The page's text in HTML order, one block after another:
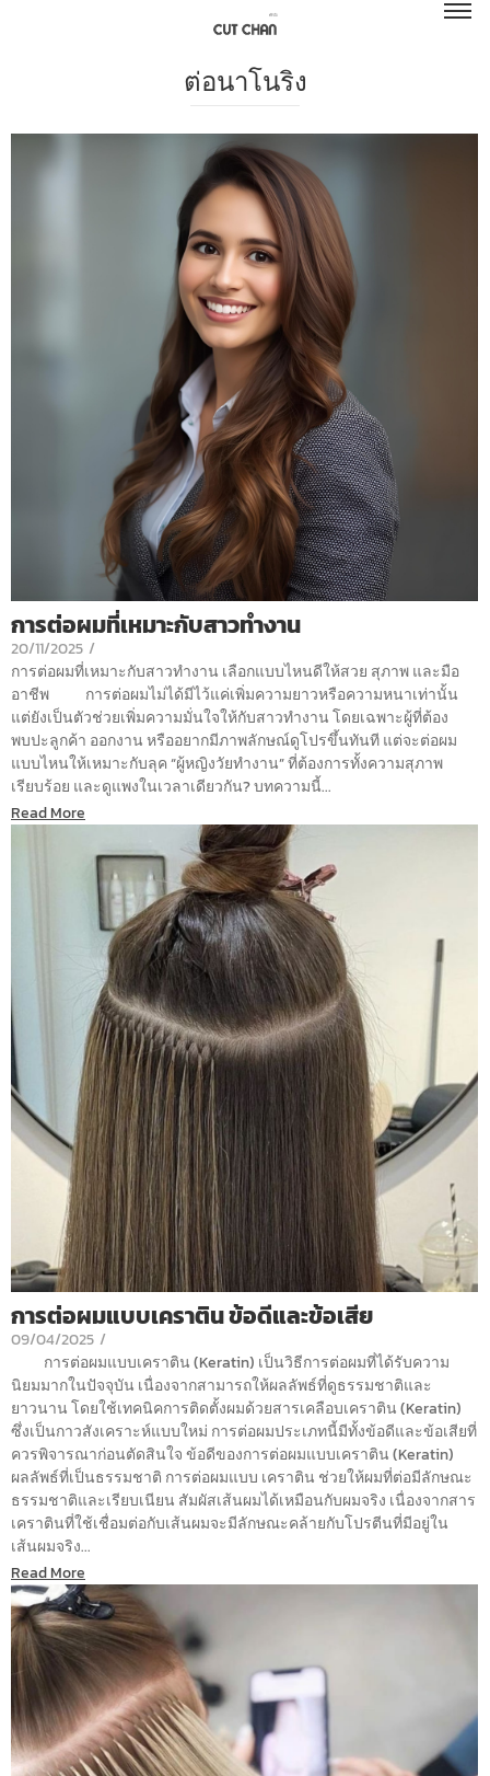
ต่อนาโนริง
การต่อผมที่เหมาะกับสาวทำงาน
20/11/2025 /
การต่อผมที่เหมาะกับสาวทำงาน เลือกแบบไหนดีให้สวย สุภาพ และมือ
อาชีพ การต่อผมไม่ได้มีไว้แค่เพิ่มความยาวหรือความหนาเท่านั้น
แต่ยังเป็นตัวช่วยเพิ่มความมั่นใจให้กับสาวทำงาน โดยเฉพาะผู้ที่ต้อง
พบปะลูกค้า ออกงาน หรืออยากมีภาพลักษณ์ดูโปรขึ้นทันที แต่จะต่อผม
แบบไหนให้เหมาะกับลุค “ผู้หญิงวัยทำงาน” ที่ต้องการทั้งความสุภาพ
เรียบร้อย และดูแพงในเวลาเดียวกัน? บทความนี้...
Read More
การต่อผมแบบเคราติน ข้อดีและข้อเสีย
09/04/2025 /
การต่อผมแบบเคราติน (Keratin) เป็นวิธีการต่อผมที่ได้รับความ
นิยมมากในปัจจุบัน เนื่องจากสามารถให้ผลลัพธ์ที่ดูธรรมชาติและ
ยาวนาน โดยใช้เทคนิคการติดตั้งผมด้วยสารเคลือบเคราติน (Keratin)
ซึ่งเป็นกาวสังเคราะห์แบบใหม่ การต่อผมประเภทนี้มีทั้งข้อดีและข้อเสียที่
ควรพิจารณาก่อนตัดสินใจ ข้อดีของการต่อผมแบบเคราติน (Keratin)
ผลลัพธ์ที่เป็นธรรมชาติ การต่อผมแบบ เคราติน ช่วยให้ผมที่ต่อมีลักษณะ
ธรรมชาติและเรียบเนียน สัมผัสเส้นผมได้เหมือนกับผมจริง เนื่องจากสาร
เคราตินที่ใช้เชื่อมต่อกับเส้นผมจะมีลักษณะคล้ายกับโปรตีนที่มีอยู่ใน
เส้นผมจริง...
Read More